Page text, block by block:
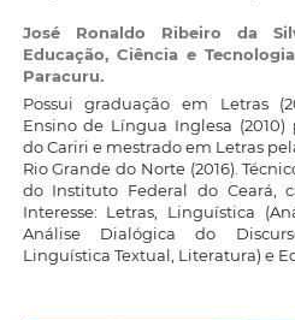
José Ronaldo Ribeiro da
Educação, Ciência e
Paracuru.
Possui graduação em Letras
Ensino de Língua Inglesa
do Cariri e mestrado em Letras
Rio Grande do Norte (2016).
do Instituto Federal do Ceará,
Interesse: Letras, Linguística
Análise Dialógica do
Linguística Textual, Literatura) e